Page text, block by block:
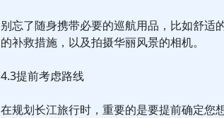
别忘了随身携带必要的巡航用品，比如舒适
的补救措施，以及拍摄华丽风景的相机。
4.3提前考虑路线
在规划长江旅行时，重要的是要提前确定您